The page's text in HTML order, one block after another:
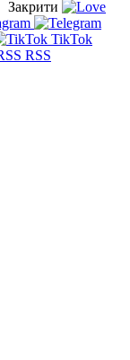
Закрити
TikTok
RSS